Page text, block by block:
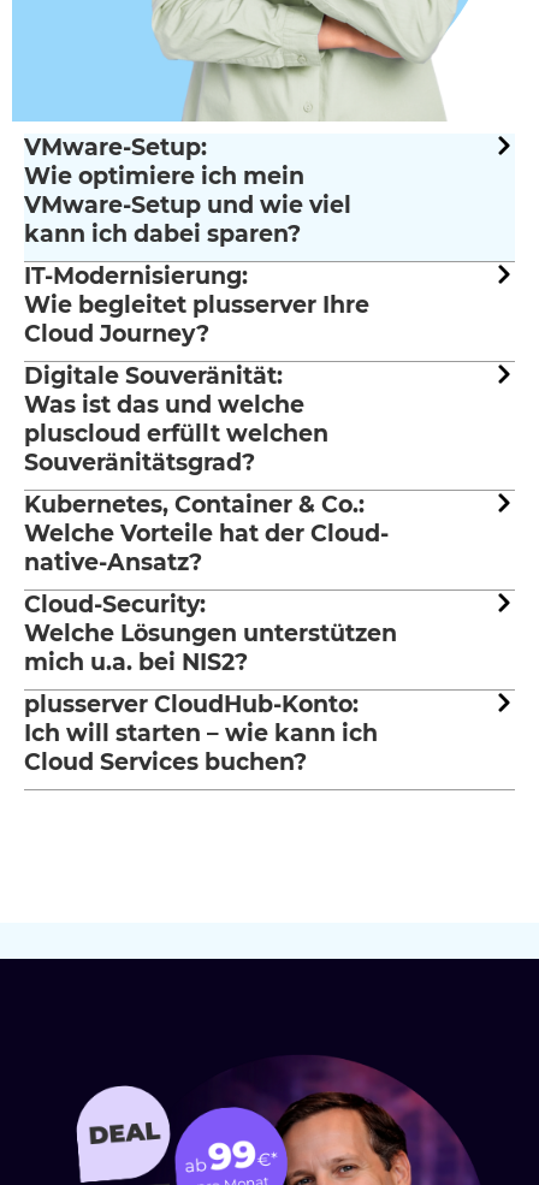
VMware-Setup:
Wie optimiere ich mein
VMware-Setup und wie viel
kann ich dabei sparen?
IT-Modernisierung:
Wie begleitet plusserver Ihre
Cloud Journey?
Digitale Souveränität:
Was ist das und welche
pluscloud erfüllt welchen
Souveränitätsgrad?
Kubernetes, Container & Co.:
Welche Vorteile hat der Cloud-
native-Ansatz?
Cloud-Security:
Welche Lösungen unterstützen
mich u.a. bei NIS2?
plusserver CloudHub-Konto:
Ich will starten – wie kann ich
Cloud Services buchen?